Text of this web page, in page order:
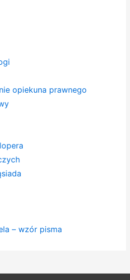
opiekuna prawnego
– wzór pisma